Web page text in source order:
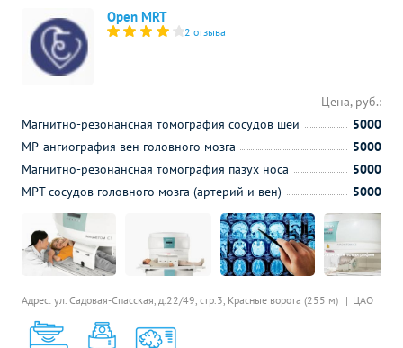
Open MRT
2 отзыва
Адрес: ул. Садовая-Спасская, д.22/49, стр.3, Красные ворота (255 м) ЦАО
Цена, руб.:
Магнитно-резонансная томография сосудов шеи
5000
МР-ангиография вен головного мозга
5000
Магнитно-резонансная томография пазух носа
5000
МРТ сосудов головного мозга (артерий и вен)
5000